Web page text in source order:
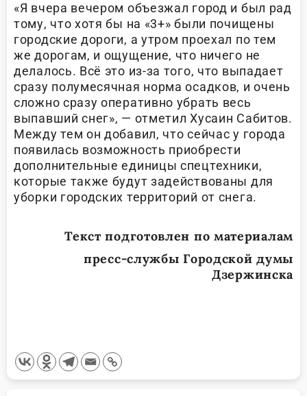
«Я вчера вечером объезжал город и был рад
тому, что хотя бы на «3+» были почищены
городские дороги, а утром проехал по тем
же дорогам, и ощущение, что ничего не
делалось. Всё это из-за того, что выпадает
сразу полумесячная норма осадков, и очень
сложно сразу оперативно убрать весь
выпавший снег», — отметил Хусаин Сабитов.
Между тем он добавил, что сейчас у города
появилась возможность приобрести
дополнительные единицы спецтехники,
которые также будут задействованы для
уборки городских территорий от снега.
Текст подготовлен по материалам
пресс-службы Городской думы
Дзержинска